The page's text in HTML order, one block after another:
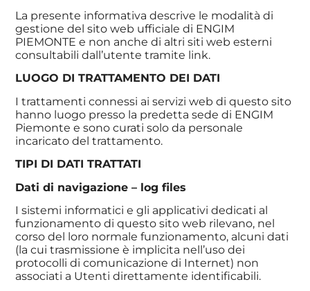
La presente informativa descrive le modalità di
gestione del sito web ufficiale di ENGIM
PIEMONTE e non anche di altri siti web esterni
consultabili dall’utente tramite link.
LUOGO DI TRATTAMENTO DEI DATI
I trattamenti connessi ai servizi web di questo sito
hanno luogo presso la predetta sede di ENGIM
Piemonte e sono curati solo da personale
incaricato del trattamento.
TIPI DI DATI TRATTATI
Dati di navigazione – log files
I sistemi informatici e gli applicativi dedicati al
funzionamento di questo sito web rilevano, nel
corso del loro normale funzionamento, alcuni dati
(la cui trasmissione è implicita nell’uso dei
protocolli di comunicazione di Internet) non
associati a Utenti direttamente identificabili.